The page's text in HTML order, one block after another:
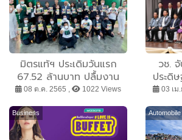
มิตรแท้ฯ ประเดิมวันแรก
67.52 ล้านบาท ปลื้มงาน
Thailand Insurtech Fair
2022
08 ต.ค. 2565 , 1022 Views
วช.
ประดิ
โฉม
กิจก
03 เม
Business Automobile